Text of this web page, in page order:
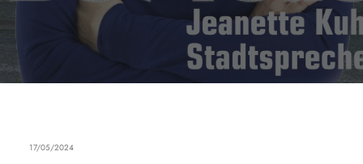
17/05/2024